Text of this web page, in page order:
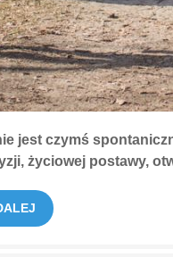
jest czymś
życiowej postawy,